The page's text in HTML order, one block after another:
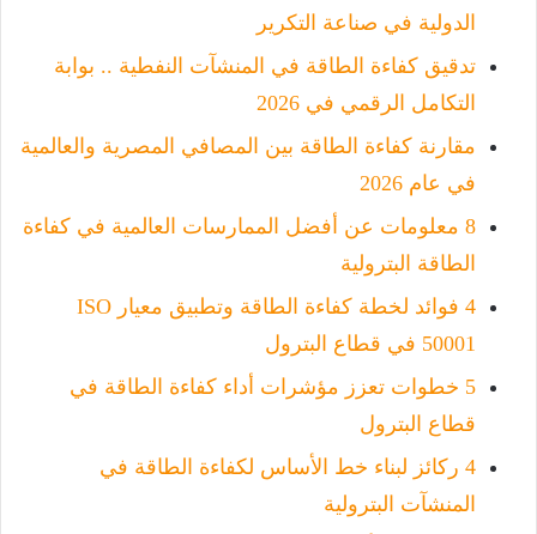
الدولية في صناعة التكرير
تدقيق كفاءة الطاقة في المنشآت النفطية .. بوابة
التكامل الرقمي في 2026
مقارنة كفاءة الطاقة بين المصافي المصرية والعالمية
في عام 2026
8 معلومات عن أفضل الممارسات العالمية في كفاءة
الطاقة البترولية
4 فوائد لخطة كفاءة الطاقة وتطبيق معيار ISO
50001 في قطاع البترول
5 خطوات تعزز مؤشرات أداء كفاءة الطاقة في
قطاع البترول
4 ركائز لبناء خط الأساس لكفاءة الطاقة في
المنشآت البترولية